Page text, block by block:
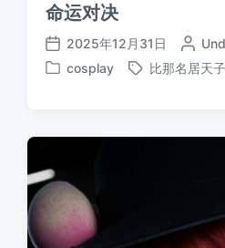
命运对决
发
布
2025年12月31日
作
者
发
cosplay
标
比那名居天子